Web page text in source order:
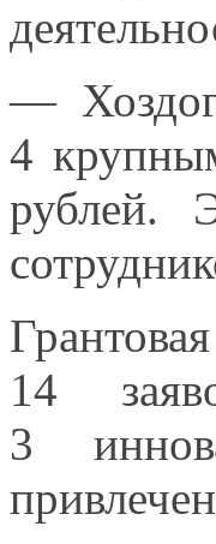
—
4
рублей.
14
3